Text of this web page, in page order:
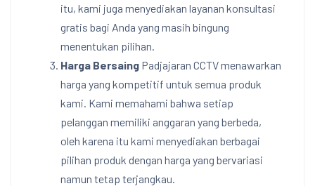
itu, kami juga menyediakan layanan konsultasi
gratis bagi Anda yang masih bingung
menentukan pilihan.
Harga Bersaing Padjajaran CCTV menawarkan
harga yang kompetitif untuk semua produk
kami. Kami memahami bahwa setiap
pelanggan memiliki anggaran yang berbeda,
oleh karena itu kami menyediakan berbagai
pilihan produk dengan harga yang bervariasi
namun tetap terjangkau.